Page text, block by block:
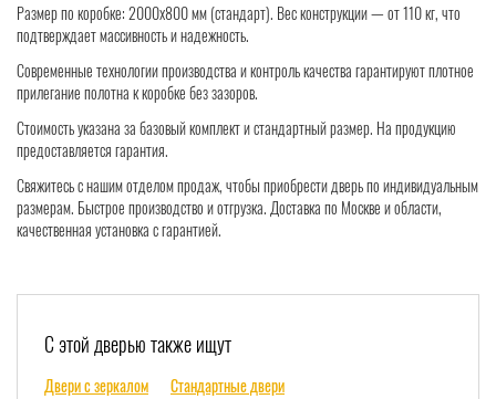
Размер по коробке: 2000x800 мм (стандарт). Вес конструкции — от 110 кг, что
подтверждает массивность и надежность.
Современные технологии производства и контроль качества гарантируют плотное
прилегание полотна к коробке без зазоров.
Стоимость указана за базовый комплект и стандартный размер. На продукцию
предоставляется гарантия.
Свяжитесь с нашим отделом продаж, чтобы приобрести дверь по индивидуальным
размерам. Быстрое производство и отгрузка. Доставка по Москве и области,
качественная установка с гарантией.
С этой дверью также ищут
Двери с зеркалом Стандартные двери